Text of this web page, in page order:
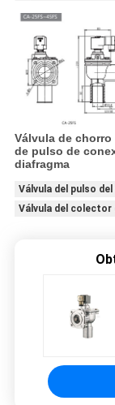
Válvula de
de pulso de
diafragma
Válvula del pulso
Válvula del colector